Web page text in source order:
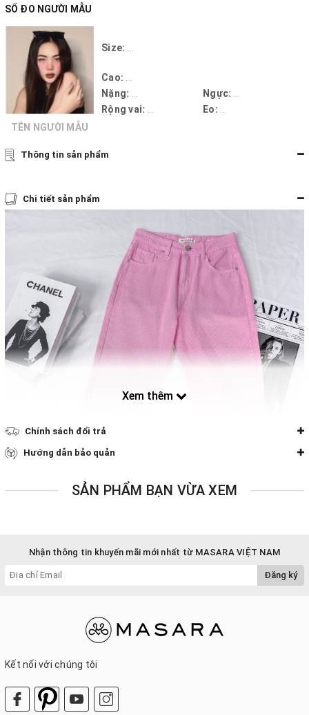
SỐ ĐO NGƯỜI MẪU
TÊN NGƯỜI MẪU
Size:
Cao:
Nặng:
Ngực:
Rộng vai:
Eo:
Thông tin sản phẩm
Chi tiết sản phẩm
Xem thêm
Chính sách đổi trả
Hướng dẫn bảo quản
SẢN PHẨM BẠN VỪA XEM
Nhận thông tin khuyến mãi mới nhất từ MASARA VIỆT NAM
Đăng ký
Kết nối với chúng tôi